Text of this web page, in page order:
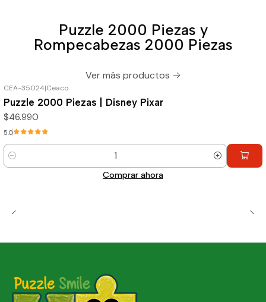
Puzzle 2000 Piezas y
Rompecabezas 2000 Piezas
Ver más productos
CEA-35024|Ceaco
Puzzle 2000 Piezas | Disney Pixar
$46.990
5.0
Cantidad
Comprar ahora